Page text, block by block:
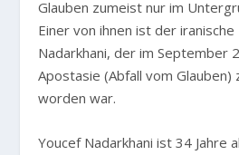
Glauben zumeist nur im
Einer von ihnen ist der
Nadarkhani, der im September
Apostasie (Abfall vom
worden war.
Youcef Nadarkhani ist 34 Jahre